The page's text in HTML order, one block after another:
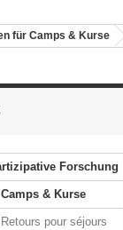
für Camps & Kurse
Forschung
& Kurse
pour séjours